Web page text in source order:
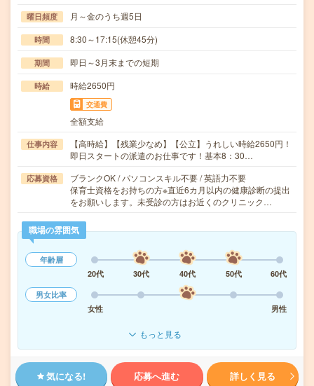
曜日頻度 月～金のうち週5日
時間 8:30～17:15(休憩45分)
期間 即日～3月末までの短期
時給 時給2650円
交通費
全額支給
仕事内容
【高時給】【残業少なめ】【公立】うれしい時給2650円！
即日スタートの派遣のお仕事です！基本8：30…
応募資格
ブランクOK / パソコンスキル不要 / 英語力不要
保育士資格をお持ちの方※直近6カ月以内の健康診断の提出
をお願いします。未受診の方はお近くのクリニック…
職場の雰囲気
年齢層
20代
30代 40代 50代
60代
男女比率
女性
男性
もっと見る
気になる! 応募へ進む 詳しく見る